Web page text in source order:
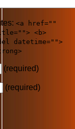
<a href=""
<b>
datetime="">
(required)
(required)